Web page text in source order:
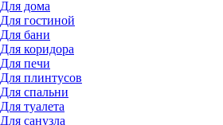
Для дома
Для гостиной
Для бани
Для коридора
Для печи
Для плинтусов
Для спальни
Для туалета
Для санузла